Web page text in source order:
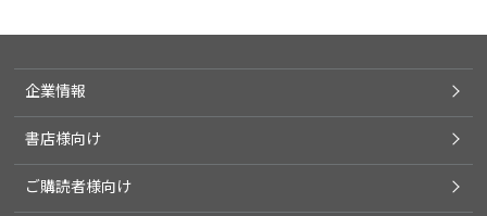
企業情報
書店様向け
ご購読者様向け